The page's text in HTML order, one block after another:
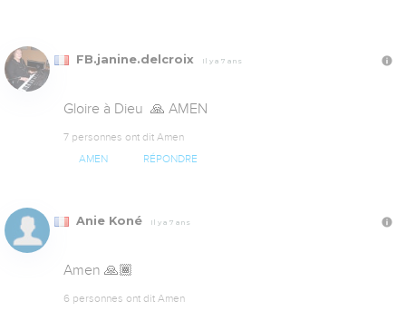
FB.janine.delcroix Il y a 7 ans
Gloire à Dieu  🙏 AMEN
7 personnes ont dit Amen
AMEN RÉPONDRE
Anie Koné Il y a 7 ans
Amen 🙏🏾
6 personnes ont dit Amen